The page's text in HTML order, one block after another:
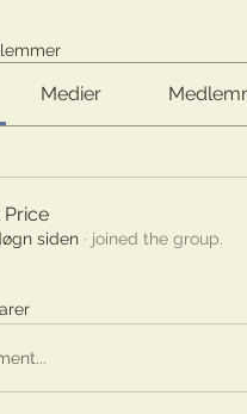
Medier
siden · joined the group.